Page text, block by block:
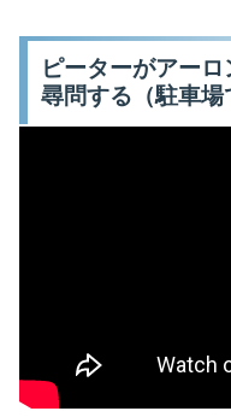
ピーターがアー
尋問する（駐車場